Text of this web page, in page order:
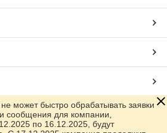
может быстро обрабатывать заявки
сообщения для компании,
по 16.12.2025, будут